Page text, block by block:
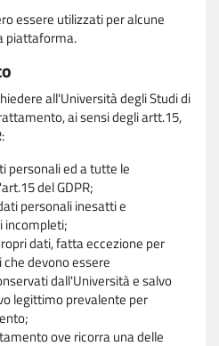
essere utilizzati per alcune
piattaforma.
all'Università degli Studi di
ai sensi degli artt.15,
personali ed a tutte le
del GDPR;
personali inesatti e
incompleti;
dati, fatta eccezione per
devono essere
dall'Università e salvo
legittimo prevalente per
ove ricorra una delle